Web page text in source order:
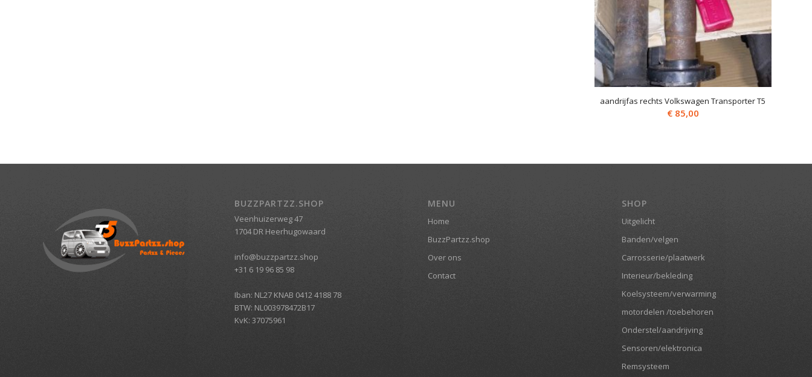
aandrijfas rechts Volkswagen Transporter T5
€85,00
BUZZPARTZZ.SHOP
Veenhuizerweg 47
1704 DR Heerhugowaard
info@buzzpartzz.shop
+31 6 19 96 85 98
Iban: NL27 KNAB 0412 4188 78
BTW: NL003978472B17
KvK: 37075961
MENU
Home
BuzzPartzz.shop
Over ons
Contact
SHOP
Uitgelicht
Banden/velgen
Carrosserie/plaatwerk
Interieur/bekleding
Koelsysteem/verwarming
motordelen /toebehoren
Onderstel/aandrijving
Sensoren/elektronica
Remsysteem